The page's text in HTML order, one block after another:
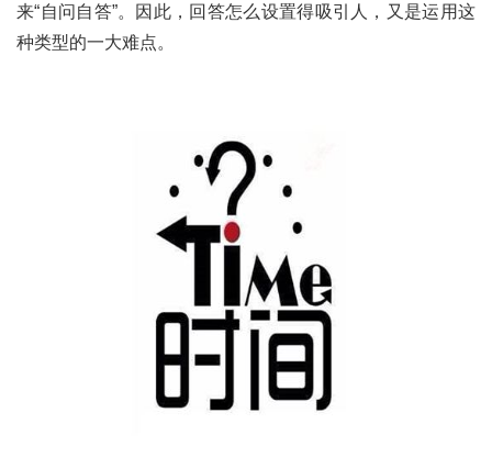
来“自问自答”。因此，回答怎么设置得吸引人，又是运用这
种类型的一大难点。